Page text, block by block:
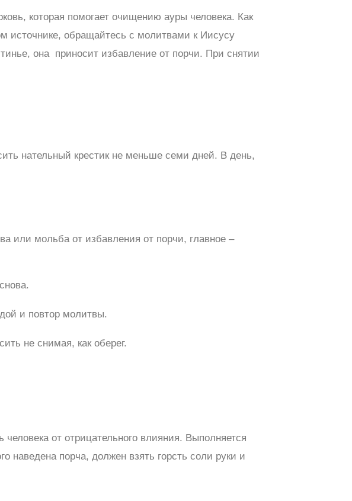
которая помогает очищению ауры человека. Как
источнике, обращайтесь с молитвами к Иисусу
она приносит избавление от порчи. При снятии
нательный крестик не меньше семи дней. В день,
или мольба от избавления от порчи, главное –
и повтор молитвы.
не снимая, как оберег.
от отрицательного влияния. Выполняется
наведена порча, должен взять горсть соли руки и